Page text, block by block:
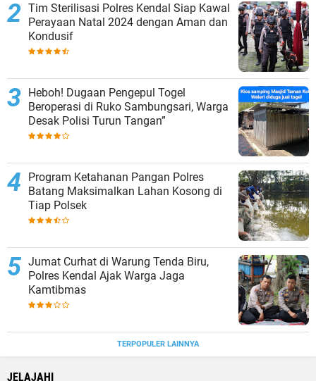
Tim Sterilisasi Polres Kendal Siap Kawal
Perayaan Natal 2024 dengan Aman dan
Kondusif
Heboh! Dugaan Pengepul Togel
Beroperasi di Ruko Sambungsari, Warga
Desak Polisi Turun Tangan”
Program Ketahanan Pangan Polres
Batang Maksimalkan Lahan Kosong di
Tiap Polsek
Jumat Curhat di Warung Tenda Biru,
Polres Kendal Ajak Warga Jaga
Kamtibmas
TERPOPULER LAINNYA
JELAJAHI